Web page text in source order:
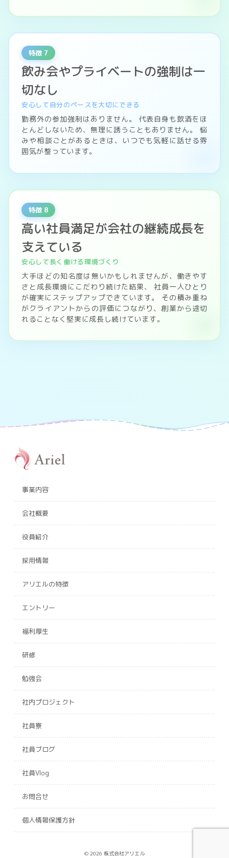
特徴 7
飲み会やプライベートの強制は一
切なし
安心して自分のペースを大切にできる
勤務外の参加強制はありません。 代表自身も飲酒をほ
とんどしないため、無理に誘うこともありません。 悩
みや相談ごとがあるときは、いつでも気軽に話せる雰
囲気が整っています。
特徴 8
高い社員満足が会社の継続成長を
支えている
安心して長く働ける環境づくり
大手ほどの知名度は無いかもしれませんが、働きやす
さと成長環境にこだわり続けた結果、 社員一人ひとり
が確実にステップアップできています。 その積み重ね
がクライアントからの評価につながり、創業から途切
れることなく堅実に成長し続けています。
事業内容
会社概要
役員紹介
採用情報
アリエルの特徴
エントリー
福利厚生
研修
勉強会
社内プロジェクト
社員寮
社員ブログ
社員Vlog
お問合せ
個人情報保護方針
© 2026 株式会社アリエル